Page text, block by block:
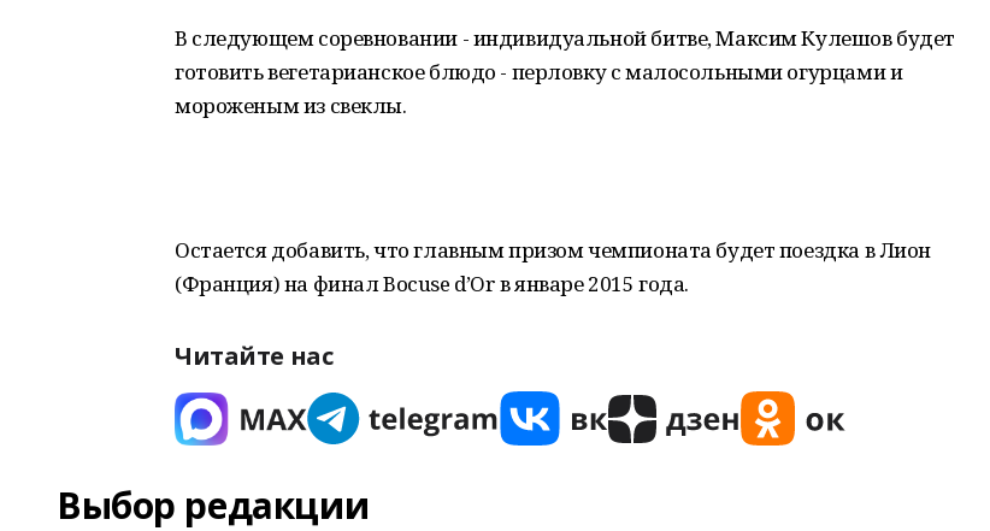
В следующем соревновании - индивидуальной битве, Максим Кулешов будет
готовить вегетарианское блюдо - перловку с малосольными огурцами и
мороженым из свеклы.
Остается добавить, что главным призом чемпионата будет поездка в Лион
(Франция) на финал Bocuse d’Or в январе 2015 года.
Читайте нас
Выбор редакции